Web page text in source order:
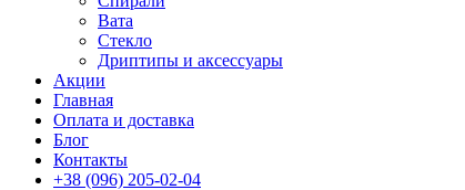
Вата
Стекло
Дриптипы и аксессуары
Акции
Главная
Оплата и доставка
Блог
Контакты
+38 (096) 205-02-04